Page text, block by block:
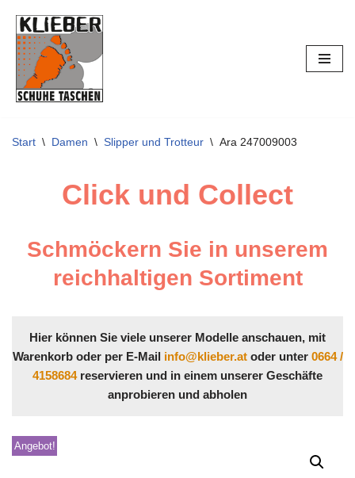
Zum
Inhalt
springen
Start \ Damen \ Slipper und Trotteur \ Ara 247009003
Click und Collect
Schmöckern Sie in unserem
reichhaltigen Sortiment
Hier können Sie viele unserer Modelle anschauen, mit
Warenkorb oder per E-Mail info@klieber.atoder unter 0664 /
4158684reservieren und in einem unserer Geschäfte
anprobieren und abholen
Angebot!